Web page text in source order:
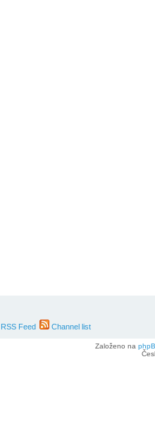
RSS Feed Channel list
Založeno na